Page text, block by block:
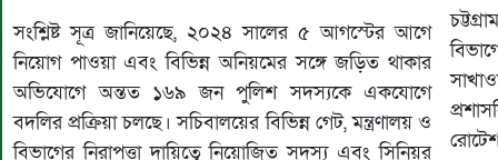
সংশ্লিষ্ট সূত্র জানিয়েছে, ২০২৪ সালের ৫ আগস্টের আগে
নিয়োগ পাওয়া এবং বিভিন্ন অনিয়মের সঙ্গে জড়িত থাকার
অভিযোগে অন্তত ১৬৯ জন পুলিশ সদস্যকে একযোগে
বদলির প্রক্রিয়া চলছে। সচিবালয়ের বিভিন্ন গেট, মন্ত্রণালয় ও
বিভাগের নিরাপত্তা দায়িত্বে নিয়োজিত সদস্য এবং সিনিয়র